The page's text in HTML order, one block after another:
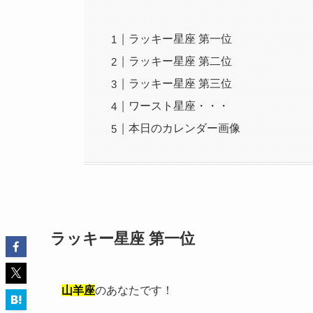
ラッキー星座 第一位
ラッキー星座 第二位
ラッキー星座 第三位
ワースト星座・・・
本日のカレンダー画像
ラッキー星座 第一位
山羊座のあなたです！